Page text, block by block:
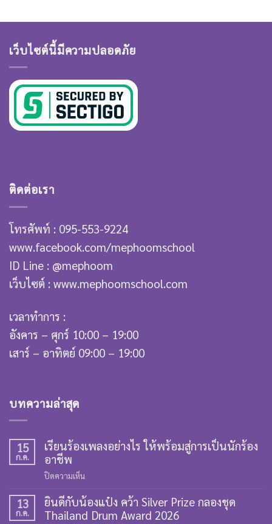
เว็บไซต์นี้มีความปลอดภัย
ติดต่อเรา
โทรศัพท์ : 095-553-9224
www.facebook.com/mephoomschool
ID Line : @mephoom
เว็บไซต์ : www.mephoomschool.com
เวลาทำการ :
อังคาร – ศุกร์ 10:00 – 19:00
เสาร์ – อาทิตย์ 09:00 – 19:00
บทความล่าสุด
15
ก.ค.
เรียนร้องเพลงอย่างไร ให้พร้อมสู่การเป็นนักร้อง
อาชีพ
ปิดความเห็น
ร้อง
เพลง
13
ก.ค.
ยินดีกับน้องแป๋ง คว้า Silver Prize กลองชุด
Thailand Drum Award 2026